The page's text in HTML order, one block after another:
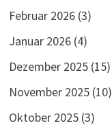
Februar 2026 (3)
Januar 2026 (4)
Dezember 2025 (15)
November 2025 (10)
Oktober 2025 (3)